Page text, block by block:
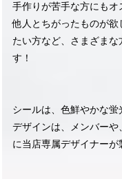
手作りが苦手な方にもオ
他人とちがったものが欲
たい方など、さまざま
す！
シールは、色鮮やかな蛍
デザインは、メンバーや
に当店専属デザイナーが